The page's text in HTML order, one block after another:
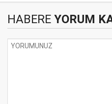
HABERE YORUM